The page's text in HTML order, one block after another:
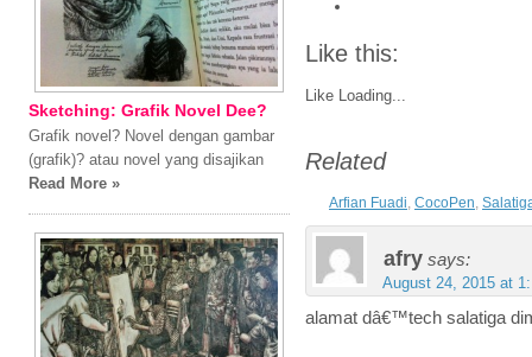
Like this:
Like Loading...
Related
Arfian Fuadi, CocoPen,
afry says:
August 24, 2015 at
alamat dâ€™tech salatiga
Sketching: Grafik Novel Dee?
Grafik novel? Novel dengan gambar
(grafik)? atau novel yang disajikan
Read More »